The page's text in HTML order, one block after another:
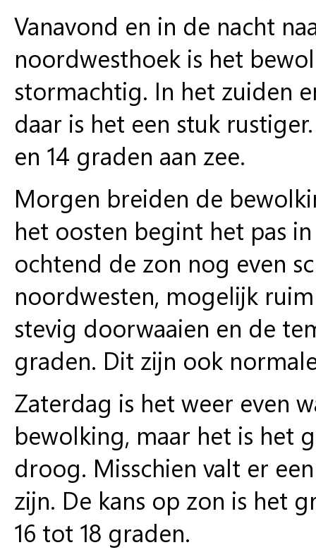
Vanavond en in de nacht
noordwesthoek is het
stormachtig. In het zuiden
daar is het een stuk
en 14 graden aan zee.
Morgen breiden de
het oosten begint het pas
ochtend de zon nog even
noordwesten, mogelijk
stevig doorwaaien en de
graden. Dit zijn ook
Zaterdag is het weer even
bewolking, maar het is het
droog. Misschien valt er
zijn. De kans op zon is het
16 tot 18 graden.